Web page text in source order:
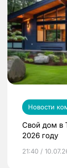
Новости
Свой дом в
2026 году
21:40 /